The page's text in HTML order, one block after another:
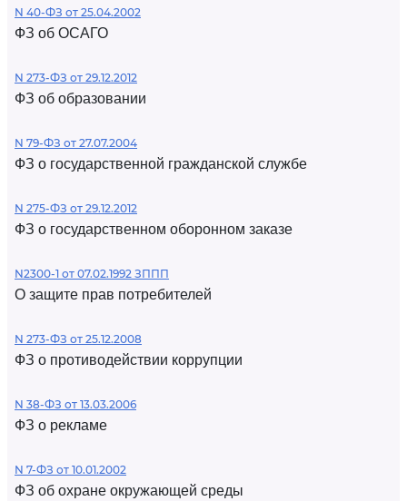
N 40-ФЗ от 25.04.2002
ФЗ об ОСАГО
N 273-ФЗ от 29.12.2012
ФЗ об образовании
N 79-ФЗ от 27.07.2004
ФЗ о государственной гражданской службе
N 275-ФЗ от 29.12.2012
ФЗ о государственном оборонном заказе
N2300-1 от 07.02.1992 ЗППП
О защите прав потребителей
N 273-ФЗ от 25.12.2008
ФЗ о противодействии коррупции
N 38-ФЗ от 13.03.2006
ФЗ о рекламе
N 7-ФЗ от 10.01.2002
ФЗ об охране окружающей среды